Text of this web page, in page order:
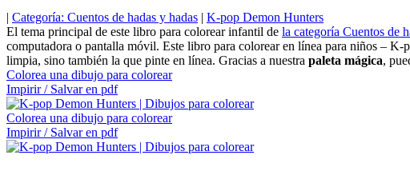
| Categoría: Cuentos de hadas y hadas | K-pop Demon Hunters
El tema principal de este libro para colorear infantil de la categoría Cuentos de
computadora o pantalla móvil. Este libro para colorear en línea para niños –
limpia, sino también la que pinte en línea. Gracias a nuestra paleta mágica,
Colorea una dibujo para colorear
Impirir / Salvar en pdf
Colorea una dibujo para colorear
Impirir / Salvar en pdf